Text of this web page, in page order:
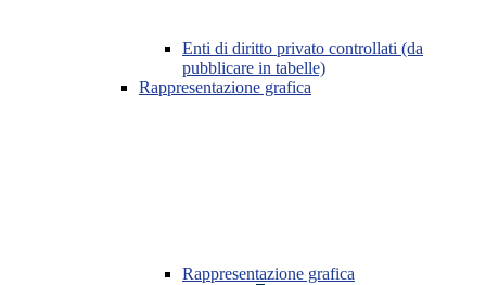
Enti di diritto privato controllati (da
pubblicare in tabelle)
Rappresentazione grafica
Rappresentazione grafica